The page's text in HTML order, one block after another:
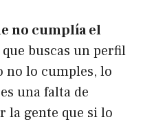
no cumplía el
buscas un perfil
no lo cumples, lo
una falta de
la gente que si lo